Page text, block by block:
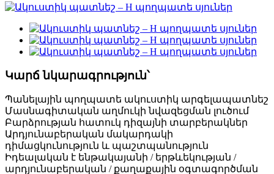
Կարճ նկարագրություն՝
Պանելային պողպատե ակուստիկ արգելապատնեշ
Մասնագիտական աղմուկի նվազեցման լուծում
Բարձրության հատուկ դիզայնի տարբերակներ
Արդյունաբերական մակարդակի
դիմացկունություն և պաշտպանություն
Իդեալական է ենթակայանի / երթևեկության /
արդյունաբերական / քաղաքային օգտագործման